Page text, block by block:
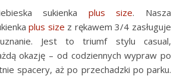
sukienka plus size. Nasza
plus size z rękawem 3/4 zasługuje
Jest to triumf stylu casual,
okazję – od codziennych wypraw po
spacery, aż po przechadzki po parku.